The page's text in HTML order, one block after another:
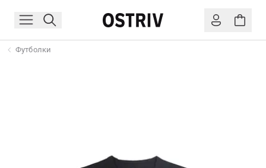
Футболки